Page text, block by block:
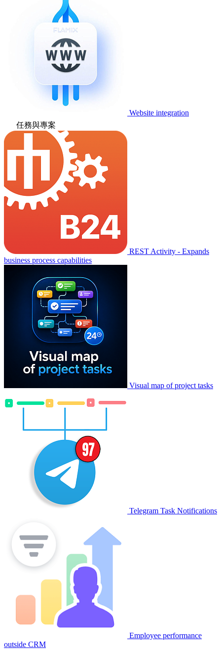
Website integration
任務與專案
REST Activity - Expands
business process capabilities
Visual map of project tasks
Telegram Task Notifications
Employee performance
outside CRM